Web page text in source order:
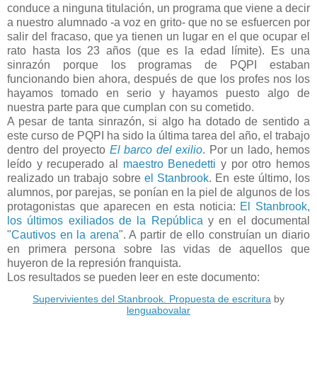
conduce a ninguna titulación, un programa que viene a decir
a nuestro alumnado -a voz en grito- que no se esfuercen por
salir del fracaso, que ya tienen un lugar en el que ocupar el
rato hasta los 23 años (que es la edad límite). Es una
sinrazón porque los programas de PQPI estaban
funcionando bien ahora, después de que los profes nos los
hayamos tomado en serio y hayamos puesto algo de
nuestra parte para que cumplan con su cometido.
A pesar de tanta sinrazón, si algo ha dotado de sentido a
este curso de PQPI ha sido la última tarea del año, el trabajo
dentro del proyecto El barco del exilio. Por un lado, hemos
leído y recuperado al maestro Benedetti y por otro hemos
realizado un trabajo sobre el Stanbrook. En este último, los
alumnos, por parejas, se ponían en la piel de algunos de los
protagonistas que aparecen en esta noticia: El Stanbrook,
los últimos exiliados de la República y en el documental
"Cautivos en la arena". A partir de ello construían un diario
en primera persona sobre las vidas de aquellos que
huyeron de la represión franquista.
Los resultados se pueden leer en este documento:
Supervivientes del Stanbrook. Propuesta de escritura by
lenguabovalar